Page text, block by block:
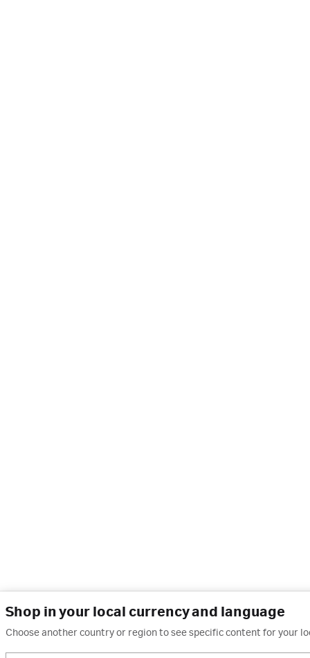
Shop in your local currency and language
Choose another country or region to see specific content for your